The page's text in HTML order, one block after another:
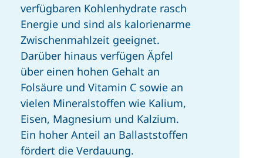
verfügbaren Kohlenhydrate rasch
Energie und sind als kalorienarme
Zwischenmahlzeit geeignet.
Darüber hinaus verfügen Äpfel
über einen hohen Gehalt an
Folsäure und Vitamin C sowie an
vielen Mineralstoffen wie Kalium,
Eisen, Magnesium und Kalzium.
Ein hoher Anteil an Ballaststoffen
fördert die Verdauung.